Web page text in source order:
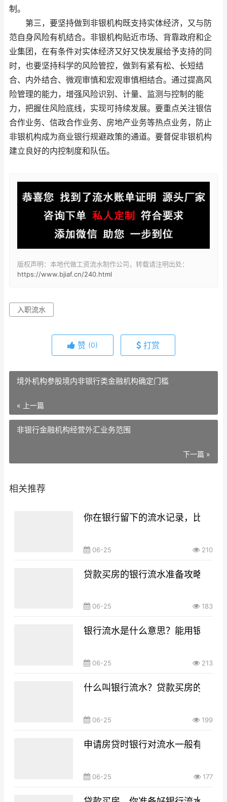
制。
第三，要坚持做到非银机构既支持实体经济，又与防
范自身风险有机结合。非银机构贴近市场、背靠政府和企
业集团，在有条件对实体经济又好又快发展给予支持的同
时，也要坚持科学的风险管控，做到有紧有松、长短结
合、内外结合、微观审慎和宏观审慎相结合。通过提高风
险管理的能力，增强风险识别、计量、监测与控制的能
力，把握住风险底线，实现可持续发展。要重点关注银信
合作业务、信政合作业务、房地产业务等热点业务，防止
非银机构成为商业银行规避政策的通道。要督促非银机构
建立良好的内控制度和队伍。
版权声明：本地代做工资流水制作公司，转载请注明出处：
https://www.bjiaf.cn/240.html
入职流水
赞 (0) 打赏
境外机构参股境内非银行类金融机构确定门槛
« 上一篇
非银行金融机构经营外汇业务范围
下一篇 »
相关推荐
你在银行留下的流水记录，比你想
06-25 210
贷款买房的银行流水准备攻略，你
06-25 183
银行流水是什么意思？能用银行流
06-25 213
什么叫银行流水？贷款买房的银行
06-25 199
申请房贷时银行对流水一般有什么
06-25 177